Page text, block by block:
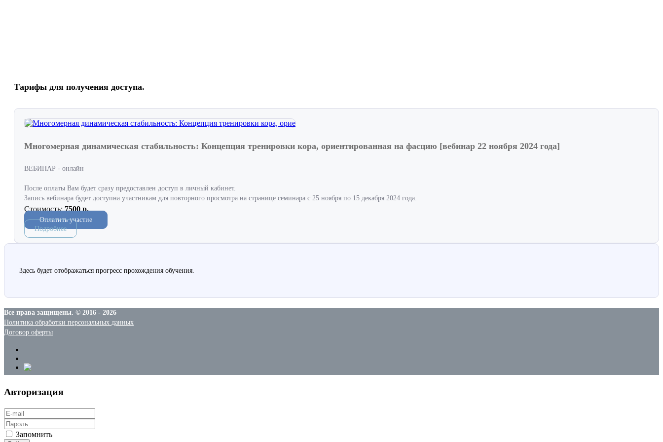
Тарифы для получения доступа.
Многомерная динамическая стабильность: Концепция тренировки кора, ориентированная на фасцию [вебинар 22 ноября 2024 года]
ВЕБИНАР - онлайн
После оплаты Вам будет сразу предоставлен доступ в личный кабинет.
Запись вебинара будет доступна участникам для повторного просмотра на странице семинара с 25 ноября по 15 декабря 2024 года.
Стоимость: 7500 р.
Оплатить участие
Подробнее
Здесь будет отображаться прогресс прохождения обучения.
Все права защищены. © 2016 - 2026
Политика обработки персональных данных
Договор оферты
Авторизация
Запомнить